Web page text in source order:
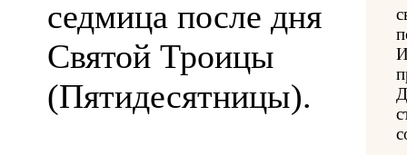
седмица после дня
Святой Троицы
(Пятидесятницы).